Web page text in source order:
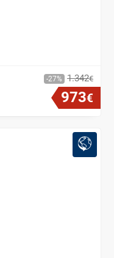
27 1.342€
973€